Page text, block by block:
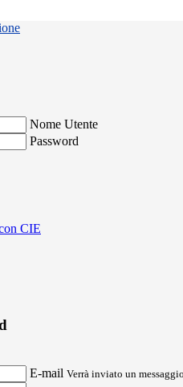
Nome Utente
Password
CIE
E-mail Verrà inviato un